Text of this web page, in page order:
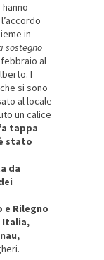
hanno
in
sostegno
al
I
si sono
al locale
un calice
tappa
stato
da
Rilegno
Italia,